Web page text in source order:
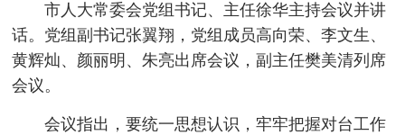
市人大常委会党组书记、主任徐华主持会议并讲
话。党组副书记张翼翔，党组成员高向荣、李文生、
黄辉灿、颜丽明、朱亮出席会议，副主任樊美清列席
会议。
会议指出，要统一思想认识，牢牢把握对台工作